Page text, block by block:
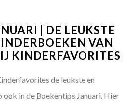
| DE LEUKSTE
VAN
KINDERFAVORITES
de leukste en
ook in de Boekentips Januari. Hier